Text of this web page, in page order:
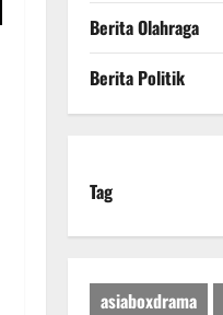
Berita Olahraga
Berita Politik
Tag
asiaboxdrama